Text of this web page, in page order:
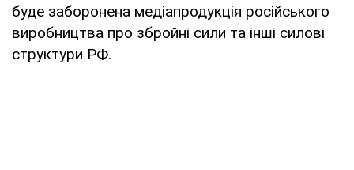
буде заборонена медіапродукція російського
виробництва про збройні сили та інші силові
структури РФ.